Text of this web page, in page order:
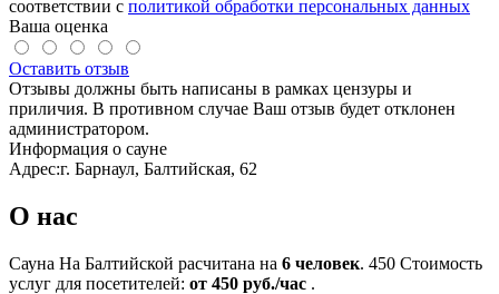
соответствии с политикой обработки персональных данных
Ваша оценка
Оставить отзыв
Отзывы должны быть написаны в рамках цензуры и
приличия. В противном случае Ваш отзыв будет отклонен
администратором.
Информация о сауне
Адрес:г. Барнаул, Балтийская, 62
О нас
Сауна На Балтийской расчитана на 6 человек. 450 Стоимость
услуг для посетителей: от 450 руб./час .